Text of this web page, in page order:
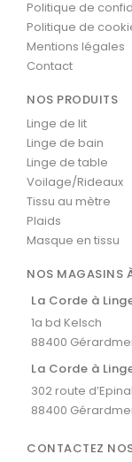
Politique de
Politique de
Mentions légales
Contact
NOS PRODUITS
Linge de lit
Linge de bain
Linge de table
Voilage/Rideaux
Tissu au mètre
Plaids
Masque en tissu
NOS MAGASINS
La Corde à
1a bd Kelsch
88400
La Corde à
302 route d’Epinal
88400
CONTACTEZ